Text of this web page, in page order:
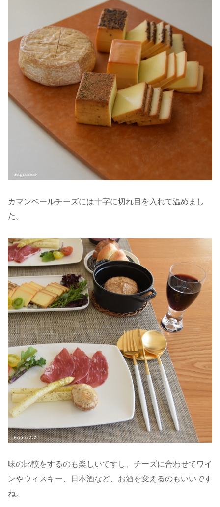
カマンベールチーズには十字に切れ目を入れて温めまし
た。
味の比較をするのも楽しいですし、チーズに合わせてワイ
ンやウィスキー、日本酒など、お酒を変えるのもいいです
ね。